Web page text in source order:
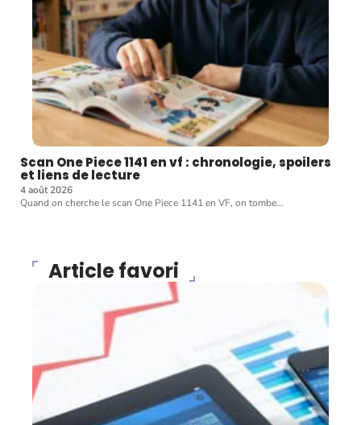
Scan One Piece 1141 en vf : chronologie, spoilers
et liens de lecture
4 août 2026
Quand on cherche le scan One Piece 1141 en VF, on tombe…
Article favori